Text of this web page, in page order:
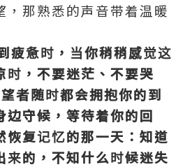
，那熟悉的声音带着温暖
惫时，当你稍稍感觉这
时，不要迷茫、不要哭
者随时都会拥抱你的到
边守候，等待着你的回
恢复记忆的那一天：知道
来的，不知什么时候迷失